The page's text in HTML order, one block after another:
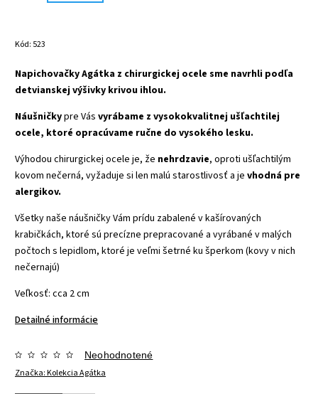
Kód: 523
Napichovačky Agátka z chirurgickej ocele sme navrhli podľa
detvianskej výšivky krivou ihlou.
Náušničkypre Vás vyrábame z vysokokvalitnej ušľachtilej
ocele, ktoré opracúvame ručne do vysokého lesku.
Výhodou chirurgickej ocele je, že nehrdzavie, oproti ušľachtilým
kovom nečerná, vyžaduje si len malú starostlivosť a je vhodná pre
alergikov.
Všetky naše náušničky Vám prídu zabalené v kašírovaných
krabičkách, ktoré sú precízne prepracované a vyrábané v malých
počtoch s lepidlom, ktoré je veľmi šetrné ku šperkom (kovy v nich
nečernajú)
Veľkosť: cca 2 cm
Detailné informácie
Značka:Kolekcia Agátka
Neohodnotené